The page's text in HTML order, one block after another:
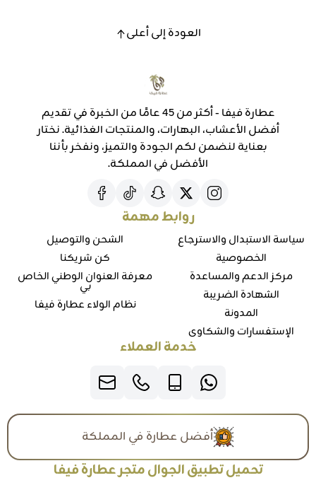
العودة إلى أعلى
عطارة فيفا - أكثر من 45 عامًا من الخبرة في تقديم
أفضل الأعشاب، البهارات، والمنتجات الغذائية. نختار
بعناية لنضمن لكم الجودة والتميز، ونفخر بأننا
الأفضل في المملكة.
روابط مهمة
سياسة الاستبدال والاسترجاع
الخصوصية
مركز الدعم والمساعدة
الشهادة الضريبة
المدونة
الإستفسارات والشكاوي
الشحن والتوصيل
كن شريكنا
معرفة العنوان الوطني الخاص
بي
نظام الولاء عطارة فيفا
خدمة العملاء
أفضل عطارة في المملكة
تحميل تطبيق الجوال متجر عطارة فيفا